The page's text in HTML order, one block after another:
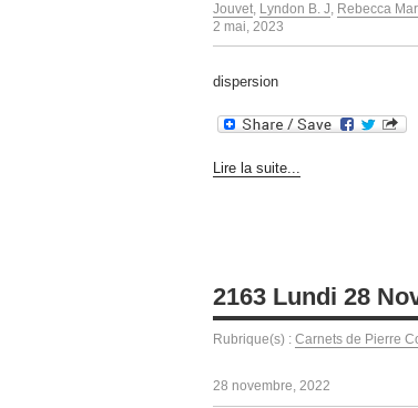
Jouvet, Lyndon B. J, Rebecca
2 mai, 2023
dispersion
Lire la suite...
2163 Lundi 28
Rubrique(s) : Carnets de Pierre
28 novembre, 2022